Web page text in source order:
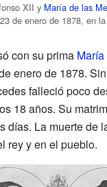
XII y María de las
de enero de 1878, en la
con su prima
enero de 1878.
falleció poco
18 años. Su
días. La muerte de
rey y en el pueblo.